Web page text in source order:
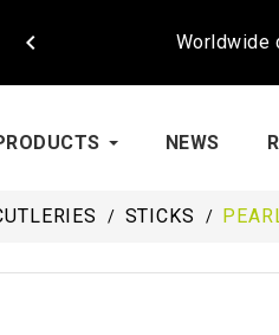
Worldwide

NEWS
STICKS